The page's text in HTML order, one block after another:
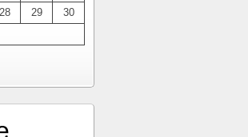
28 29
30